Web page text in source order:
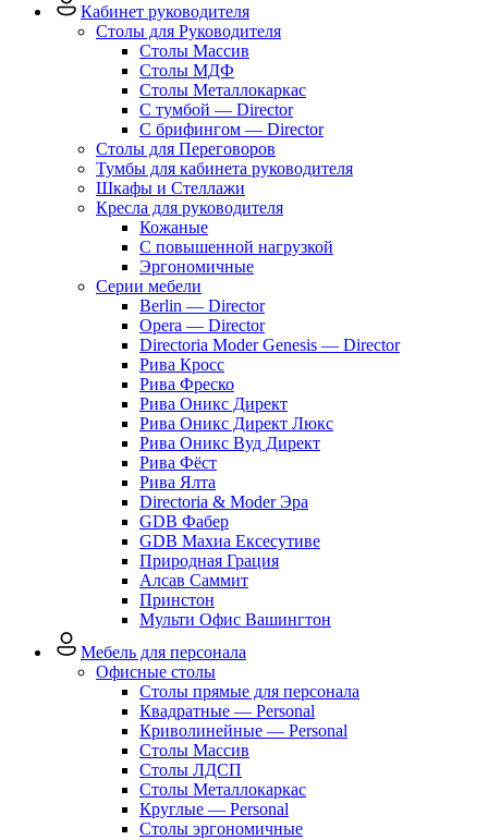
Кабинет руководителя
Столы для Руководителя
Столы Массив
Столы МДФ
Столы Металлокаркас
С тумбой — Director
C брифингом — Director
Столы для Переговоров
Тумбы для кабинета руководителя
Шкафы и Стеллажи
Кресла для руководителя
Кожаные
С повышенной нагрузкой
Эргономичные
Серии мебели
Berlin — Director
Opera — Director
Directoria Moder Genesis — Director
Рива Кросс
Рива Фреско
Рива Оникс Директ
Рива Оникс Директ Люкс
Рива Оникс Вуд Директ
Рива Фёст
Рива Ялта
Directoria & Moder Эра
GDB Фабер
GDB Махиа Ексесутиве
Природная Грация
Алсав Саммит
Принстон
Мульти Офис Вашингтон
Мебель для персонала
Офисные столы
Столы прямые для персонала
Квадратные — Personal
Криволинейные — Personal
Столы Массив
Столы ЛДСП
Столы Металлокаркас
Круглые — Personal
Столы эргономичные